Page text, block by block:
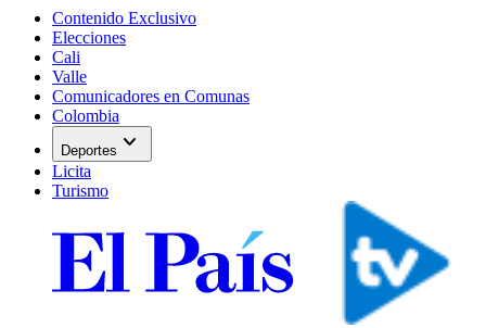
Contenido Exclusivo
Elecciones
Cali
Valle
Comunicadores en Comunas
Colombia
Deportes expand_more
Licita
Turismo